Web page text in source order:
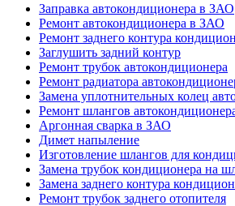
Заправка автокондиционера в ЗАО
Ремонт автокондиционера в ЗАО
Ремонт заднего контура
Заглушить задний контур
Ремонт трубок автокондиционера
Ремонт радиатора
Замена уплотнительных колец
Ремонт шлангов
Аргонная сварка в ЗАО
Димет напыление
Изготовление шлангов для
Замена трубок кондиционера на
Замена заднего контура
Ремонт трубок заднего отопителя